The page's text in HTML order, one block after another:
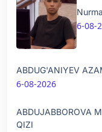
6-08-
ABDUG'ANIYEV
6-08-2026
ABDUJABBOROVA
QIZI